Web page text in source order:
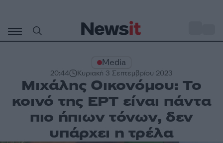
περιεχόμενο
Media
20:44 Κυριακή 3 Σεπτεμβρίου 2023
Μιχάλης Οικονόμου: Το
κοινό της ΕΡΤ είναι πάντα
πιο ήπιων τόνων, δεν
υπάρχει η τρέλα